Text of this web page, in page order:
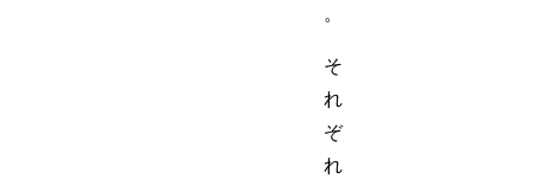
。
そ
れ
ぞ
れ